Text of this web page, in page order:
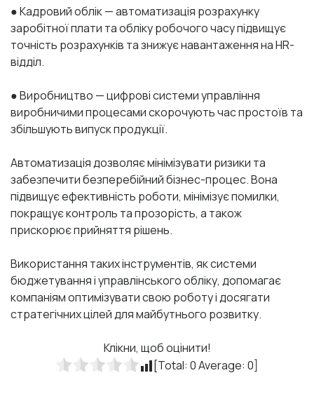
● Кадровий облік — автоматизація розрахунку
заробітної плати та обліку робочого часу підвищує
точність розрахунків та знижує навантаження на HR-
відділ.
● Виробництво — цифрові системи управління
виробничими процесами скорочують час простоїв та
збільшують випуск продукції.
Автоматизація дозволяє мінімізувати ризики та
забезпечити безперебійний бізнес-процес. Вона
підвищує ефективність роботи, мінімізує помилки,
покращує контроль та прозорість, а також
прискорює прийняття рішень.
Використання таких інструментів, як системи
бюджетування і управлінського обліку, допомагає
компаніям оптимізувати свою роботу і досягати
стратегічних цілей для майбутнього розвитку.
Клікни, щоб оцінити!
[Total: 0Average: 0]